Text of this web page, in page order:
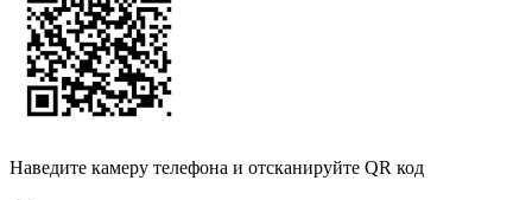
Наведите камеру телефона и отсканируйте QR код